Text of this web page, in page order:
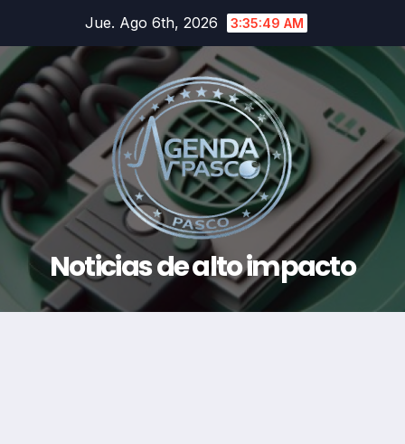
contenido
Jue. Ago 6th, 2026 3:35:50 AM
Noticias de alto impacto